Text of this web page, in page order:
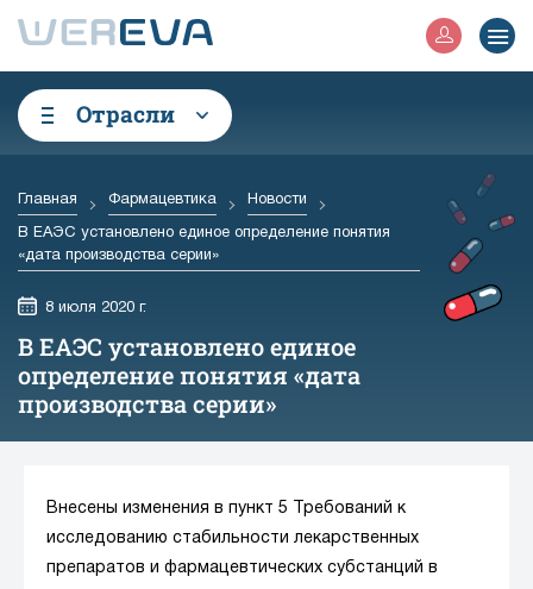
Отрасли
Главная Фармацевтика Новости
В ЕАЭС установлено единое определение понятия
«дата производства серии»
8 июля 2020 г.
В ЕАЭС установлено единое
определение понятия «дата
производства серии»
Внесены изменения в пункт 5 Требований к
исследованию стабильности лекарственных
препаратов и фармацевтических субстанций в